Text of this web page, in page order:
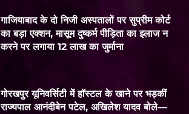
गाजियाबाद के दो निजी अस्पतालों पर सुप्रीम कोर्ट
का बड़ा एक्शन, मासूम दुष्कर्म पीड़िता का इलाज न
करने पर लगाया 12 लाख का जुर्माना
गोरखपुर यूनिवर्सिटी में हॉस्टल के खाने पर भड़कीं
राज्यपाल आनंदीबेन पटेल, अखिलेश यादव बोले—